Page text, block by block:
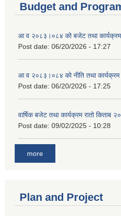
Budget and
आ व २०८३।०८४ को बजेट तथा कार्यक्रम
Post date: 06/20/2026 - 17:27
आ व २०८३।०८४ को नीति तथा कार्यक्रम
Post date: 06/20/2026 - 17:25
वार्षिक बजेट तथा कार्यक्रम रातो किताब
Post date: 09/02/2025 - 10:28
more
Plan and Project